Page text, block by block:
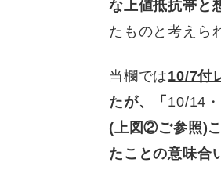
な上値抵抗帯と
たものと考えら
当欄では10/7付
たが、「 10/14
(上図②ご参照)
たことの意味合